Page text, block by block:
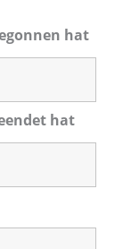
hat
hat